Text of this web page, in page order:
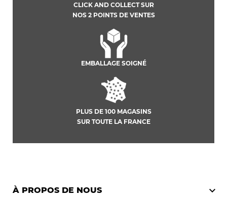
CLICK AND COLLECT SUR
NOS 2 POINTS DE VENTES
EMBALLAGE SOIGNÉ
PLUS DE 100 MAGASINS
SUR TOUTE LA FRANCE
À PROPOS DE NOUS 